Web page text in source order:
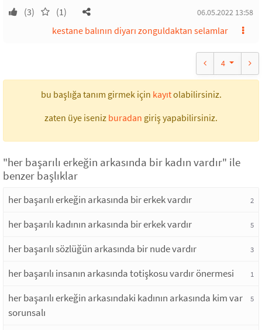
(3) (1) 06.05.2022 13:58
kestane balının diyarı zonguldaktan selamlar
4
bu başlığa tanım girmek için kayıtolabilirsiniz.
zaten üye iseniz buradan giriş yapabilirsiniz.
"her başarılı erkeğin arkasında bir kadın vardır" ile
benzer başlıklar
her başarılı erkeğin arkasında bir erkek vardır 2
her başarılı kadının arkasında bir erkek vardır 5
her başarılı sözlüğün arkasında bir nude vardır 3
her başarılı insanın arkasında totişkosu vardır önermesi 1
her başarılı erkeğin arkasındaki kadının arkasında kim var
sorunsalı
5